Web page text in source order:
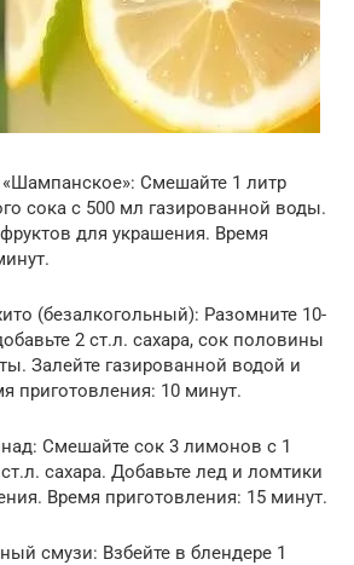
«Шампанское»: Смешайте 1 литр
сока с 500 мл газированной воды.
для украшения. Время
(безалкогольный): Разомните 10-
2 ст.л. сахара, сок половины
Залейте газированной водой и
приготовления: 10 минут.
Смешайте сок 3 лимонов с 1
сахара. Добавьте лед и ломтики
Время приготовления: 15 минут.
смузи: Взбейте в блендере 1